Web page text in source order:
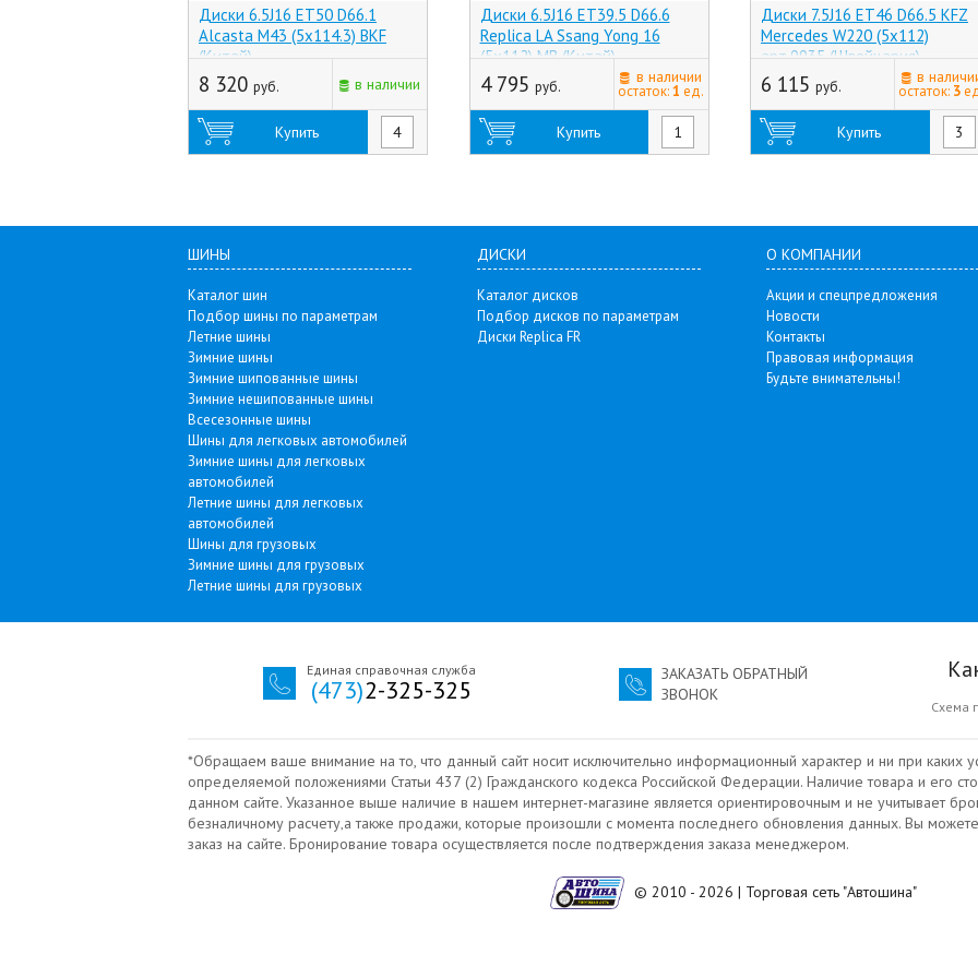
Диски 6.5J16 ET50 D66.1
Alcasta M43 (5x114.3) BKF
(Китай)
8 320 руб. в наличии
Купить
Диски 6.5J16 ET39.5 D66.6
Replica LA Ssang Yong 16
(5x112) MB (Китай)
4 795 руб.
в наличии
остаток:1 ед.
Купить
Диски 7.5J16 ET46 D66.5 KFZ
Mercedes W220 (5x112)
арт.9935 (Швейцария)
6 115 руб.
в
остаток: 3
Купить
ШИНЫ
Каталог шин
Подбор шины по параметрам
Летние шины
Зимние шины
Зимние шипованные шины
Зимние нешипованные шины
Всесезонные шины
Шины для легковых автомобилей
Зимние шины для легковых
автомобилей
Летние шины для легковых
автомобилей
Шины для грузовых
Зимние шины для грузовых
Летние шины для грузовых
ДИСКИ
Каталог дисков
Подбор дисков по параметрам
Диски Replica FR
О КОМПАНИИ
Акции и спецпредложения
Новости
Контакты
Правовая информация
Будьте внимательны!
Единая справочная служба
(473)2-325-325
ЗАКАЗАТЬ ОБРАТНЫЙ
ЗВОНОК
Схема
*Обращаем ваше внимание на то, что данный сайт носит исключительно информационный характер и ни при каких
определяемой положениями Статьи 437 (2) Гражданского кодекса Российской Федерации. Наличие товара и его
данном сайте. Указанное выше наличие в нашем интернет-магазине является ориентировочным и не учитывает
безналичному расчету‚а также продажи, которые произошли с момента последнего обновления данных. Вы
заказ на сайте. Бронирование товара осуществляется после подтверждения заказа менеджером.
© 2010 - 2026 | Торговая сеть "Автошина"